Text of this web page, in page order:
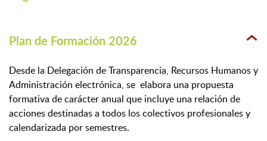
Plan de Formación 2026
Desde la Delegación de Transparencia, Recursos Humanos y
Administración electrónica, se elabora una propuesta
formativa de carácter anual que incluye una relación de
acciones destinadas a todos los colectivos profesionales y
calendarizada por semestres.